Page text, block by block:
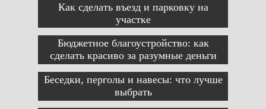
Как сделать въезд и парковку на
участке
Бюджетное благоустройство: как
сделать красиво за разумные деньги
Беседки, перголы и навесы: что лучше
выбрать